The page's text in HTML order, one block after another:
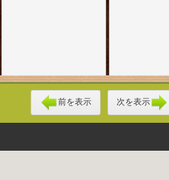
前を表示 次を表示